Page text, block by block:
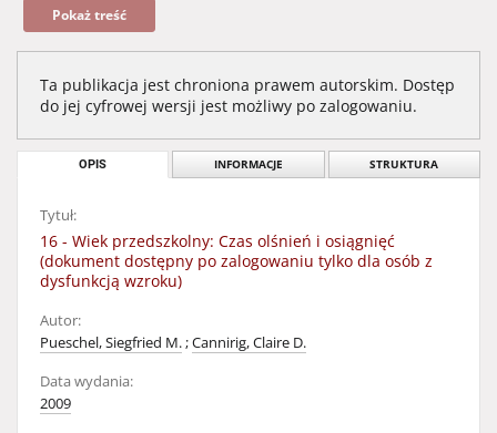
Pokaż treść
Ta publikacja jest chroniona prawem autorskim. Dostęp
do jej cyfrowej wersji jest możliwy po zalogowaniu.
OPIS INFORMACJE STRUKTURA
Tytuł:
16 - Wiek przedszkolny: Czas olśnień i osiągnięć
(dokument dostępny po zalogowaniu tylko dla osób z
dysfunkcją wzroku)
Autor:
Pueschel, Siegfried M.;Cannirig, Claire D.
Data wydania:
2009